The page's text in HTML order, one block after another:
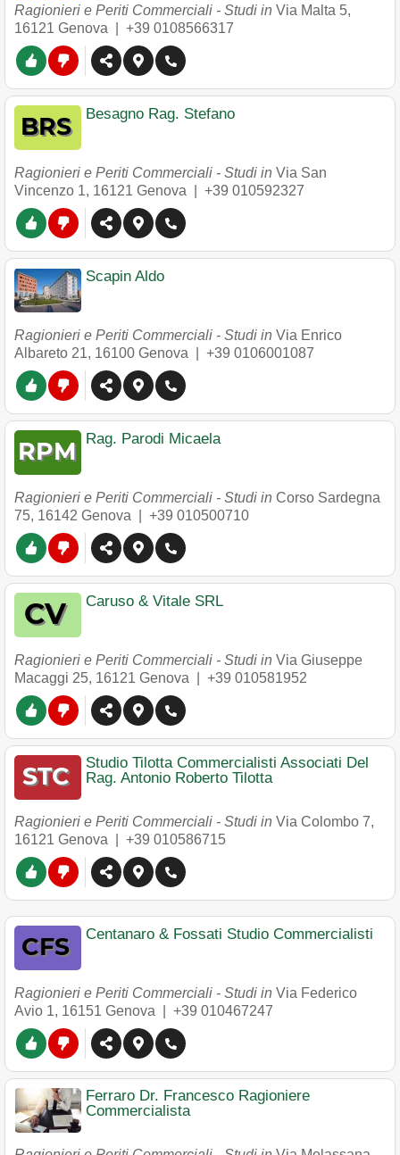
Ragionieri e Periti Commerciali - Studi in Via Malta 5,
16121 Genova +39 0108566317
Besagno Rag. Stefano
Ragionieri e Periti Commerciali - Studi in Via San
Vincenzo 1, 16121 Genova +39 010592327
Scapin Aldo
Ragionieri e Periti Commerciali - Studi in Via Enrico
Albareto 21, 16100 Genova +39 0106001087
Rag. Parodi Micaela
Ragionieri e Periti Commerciali - Studi in Corso Sardegna
75, 16142 Genova +39 010500710
Caruso & Vitale SRL
Ragionieri e Periti Commerciali - Studi in Via Giuseppe
Macaggi 25, 16121 Genova +39 010581952
Studio Tilotta Commercialisti Associati Del
Rag. Antonio Roberto Tilotta
Ragionieri e Periti Commerciali - Studi in Via Colombo 7,
16121 Genova +39 010586715
Centanaro & Fossati Studio Commercialisti
Ragionieri e Periti Commerciali - Studi in Via Federico
Avio 1, 16151 Genova +39 010467247
Ferraro Dr. Francesco Ragioniere
Commercialista